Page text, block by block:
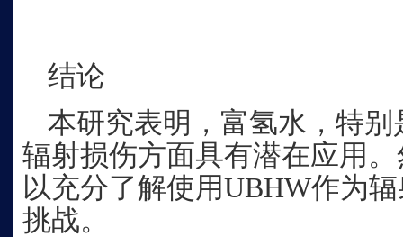
结论
本研究表明，富氢水，特
辐射损伤方面具有潜在应用
以充分了解使用UBHW作为
挑战。